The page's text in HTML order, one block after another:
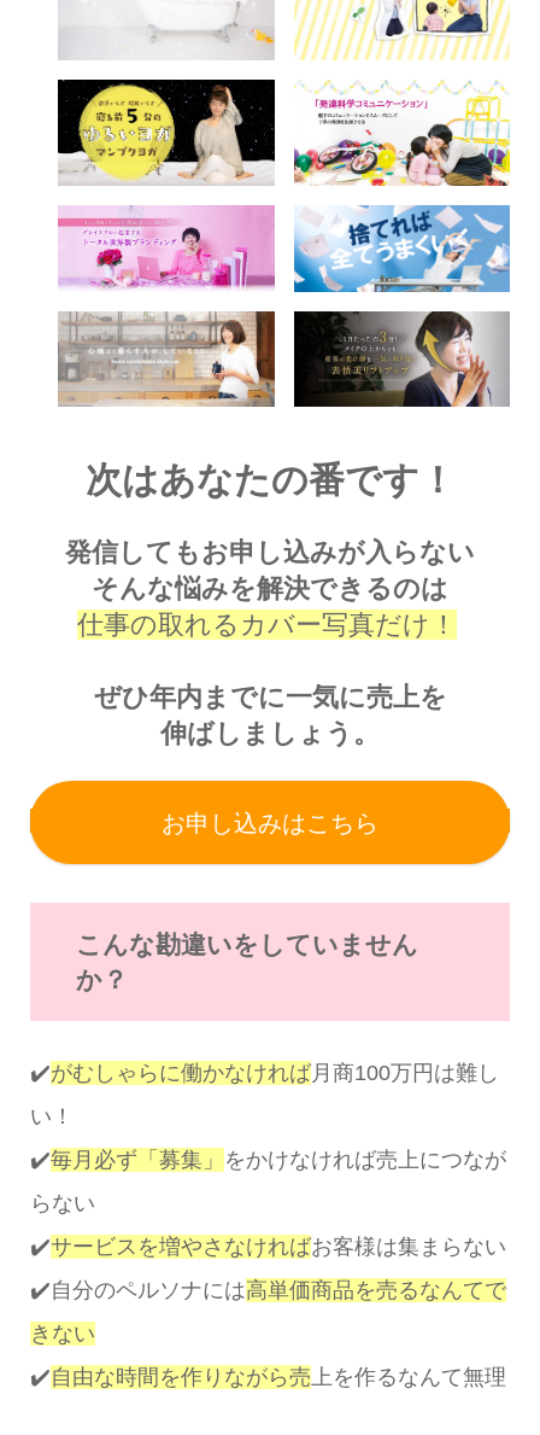
次はあなたの番です！
発信してもお申し込みが入らない
そんな悩みを解決できるのは
仕事の取れるカバー写真だけ！
ぜひ年内までに一気に売上を
伸ばしましょう。
お申し込みはこちら
こんな勘違いをしていません
か？
✔️がむしゃらに働かなければ月商100万円は難し
い！
✔️毎月必ず「募集」 をかけなければ売上につなが
らない
✔️サービスを増やさなければお客様は集まらない
✔️自分のペルソナには高単価商品を売るなんてで
きない
✔️自由な時間を作りながら売 上を作るなんて無理